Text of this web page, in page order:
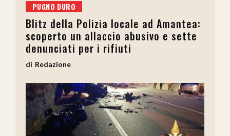
PUGNO DURO
Blitz della Polizia locale ad Amantea:
scoperto un allaccio abusivo e sette
denunciati per i rifiuti
Redazione